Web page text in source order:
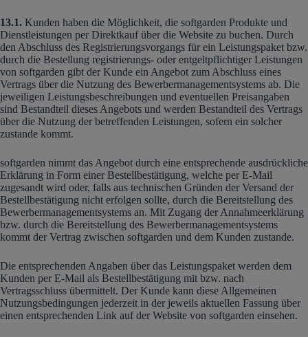
13.1. Kunden haben die Möglichkeit, die softgarden Produkte und
Dienstleistungen per Direktkauf über die Website zu buchen. Durch
den Abschluss des Registrierungsvorgangs für ein Leistungspaket bzw.
durch die Bestellung registrierungs- oder entgeltpflichtiger Leistungen
von softgarden gibt der Kunde ein Angebot zum Abschluss eines
Vertrags über die Nutzung des Bewerbermanagementsystems ab. Die
jeweiligen Leistungsbeschreibungen und eventuellen Preisangaben
sind Bestandteil dieses Angebots und werden Bestandteil des Vertrags
über die Nutzung der betreffenden Leistungen, sofern ein solcher
zustande kommt.
softgarden nimmt das Angebot durch eine entsprechende ausdrückliche
Erklärung in Form einer Bestellbestätigung, welche per E-Mail
zugesandt wird oder, falls aus technischen Gründen der Versand der
Bestellbestätigung nicht erfolgen sollte, durch die Bereitstellung des
Bewerbermanagementsystems an. Mit Zugang der Annahmeerklärung
bzw. durch die Bereitstellung des Bewerbermanagementsystems
kommt der Vertrag zwischen softgarden und dem Kunden zustande.
Die entsprechenden Angaben über das Leistungspaket werden dem
Kunden per E-Mail als Bestellbestätigung mit bzw. nach
Vertragsschluss übermittelt. Der Kunde kann diese Allgemeinen
Nutzungsbedingungen jederzeit in der jeweils aktuellen Fassung über
einen entsprechenden Link auf der Website von softgarden einsehen.